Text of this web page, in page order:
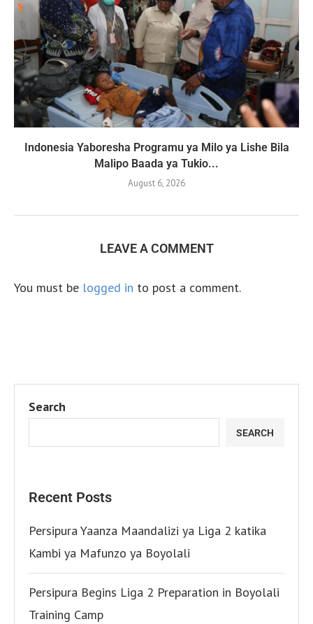
Indonesia Yaboresha Programu ya Milo ya Lishe Bila
Malipo Baada ya Tukio...
August 6, 2026
LEAVE A COMMENT
You must be logged in to post a comment.
Search
SEARCH
Recent Posts
Persipura Yaanza Maandalizi ya Liga 2 katika
Kambi ya Mafunzo ya Boyolali
Persipura Begins Liga 2 Preparation in Boyolali
Training Camp